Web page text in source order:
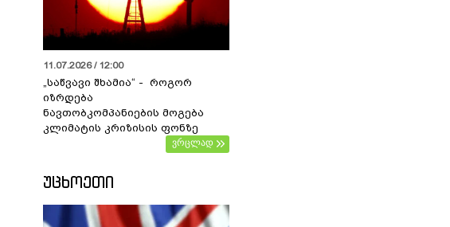
11.07.2026 / 12:00
„საწვავი შხამია“ - როგორ
იზრდება
ნავთობკომპანიების მოგება
კლიმატის კრიზისის ფონზე
ვრცლად
ᲣᲪᲮᲝᲔᲗᲘ